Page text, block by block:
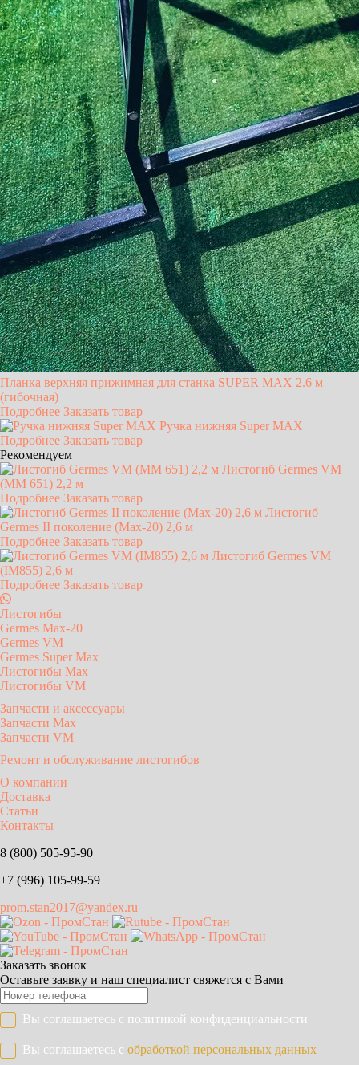
Планка верхняя прижимная для станка SUPER MAX 2.6 м
(гибочная)
Подробнее Заказать товар
Ручка нижняя Super MAX
Подробнее Заказать товар
Рекомендуем
Листогиб Germes VM
(MM 651) 2,2 м
Подробнее Заказать товар
Листогиб
Germes II поколение (Max-20) 2,6 м
Подробнее Заказать товар
Листогиб Germes VM
(IM855) 2,6 м
Подробнее Заказать товар
Листогибы
Germes Max-20
Germes VM
Germes Super Max
Листогибы Max
Листогибы VM
Запчасти и аксессуары
Запчасти Max
Запчасти VM
Ремонт и обслуживание листогибов
О компании
Доставка
Статьи
Контакты
8 (800) 505-95-90
+7 (996) 105-99-59
prom.stan2017@yandex.ru
Заказать звонок
Оставьте заявку и наш специалист свяжется с Вами
Вы соглашаетесь с политикой конфиденциальности
Вы соглашаетесь с обработкой персональных данных